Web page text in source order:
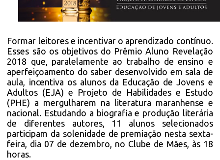
Formar leitores e incentivar o aprendizado contínuo.
Esses são os objetivos do Prêmio Aluno Revelação
2018 que, paralelamente ao trabalho de ensino e
aperfeiçoamento do saber desenvolvido em sala de
aula, incentiva os alunos da Educação de Jovens e
Adultos (EJA) e Projeto de Habilidades e Estudo
(PHE) a mergulharem na literatura maranhense e
nacional. Estudando a biografia e produção literária
de diferentes autores, 11 alunos selecionados
participam da solenidade de premiação nesta sexta-
feira, dia 07 de dezembro, no Clube de Mães, às 18
horas.